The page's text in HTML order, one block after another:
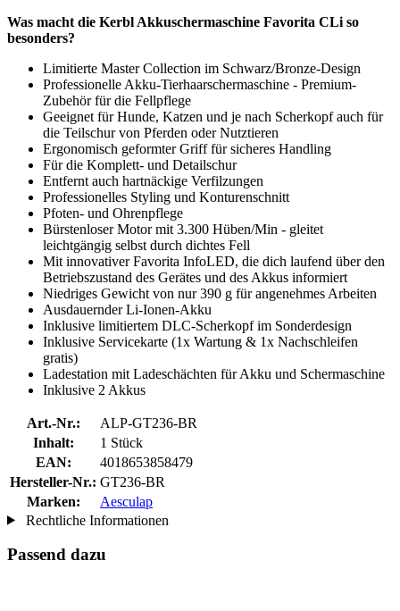
Was macht die Kerbl Akkuschermaschine Favorita CLi so
besonders?
Limitierte Master Collection im Schwarz/Bronze-Design
Professionelle Akku-Tierhaarschermaschine - Premium-
Zubehör für die Fellpflege
Geeignet für Hunde, Katzen und je nach Scherkopf auch für
die Teilschur von Pferden oder Nutztieren
Ergonomisch geformter Griff für sicheres Handling
Für die Komplett- und Detailschur
Entfernt auch hartnäckige Verfilzungen
Professionelles Styling und Konturenschnitt
Pfoten- und Ohrenpflege
Bürstenloser Motor mit 3.300 Hüben/Min - gleitet
leichtgängig selbst durch dichtes Fell
Mit innovativer Favorita InfoLED, die dich laufend über den
Betriebszustand des Gerätes und des Akkus informiert
Niedriges Gewicht von nur 390 g für angenehmes Arbeiten
Ausdauernder Li-Ionen-Akku
Inklusive limitiertem DLC-Scherkopf im Sonderdesign
Inklusive Servicekarte (1x Wartung & 1x Nachschleifen
gratis)
Ladestation mit Ladeschächten für Akku und Schermaschine
Inklusive 2 Akkus
Art.-Nr.:
ALP-GT236-BR
Inhalt:
1 Stück
EAN:
4018653858479
Hersteller-Nr.: GT236-BR
Marken:
Aesculap
Rechtliche Informationen
Passend dazu